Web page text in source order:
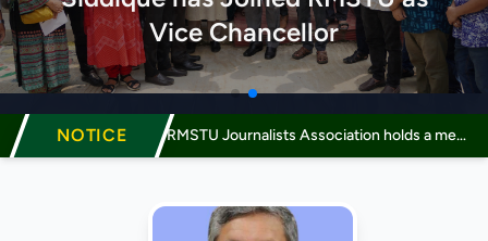
Vice Chancellor
Forestry and Environmental
Science at RMSTU
NOTICE রাবিপ্রবি ও মালয়েশিয়ার ‘ইউএমটি’ এর মধ্যে অভিপ্রায় পত্র (Letter of Intent) স্বাক্ষর